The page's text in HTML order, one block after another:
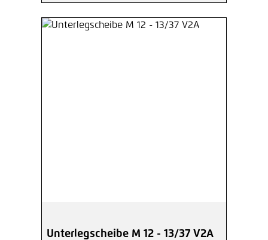
Unterlegscheibe M 12 - 13/37 V2A